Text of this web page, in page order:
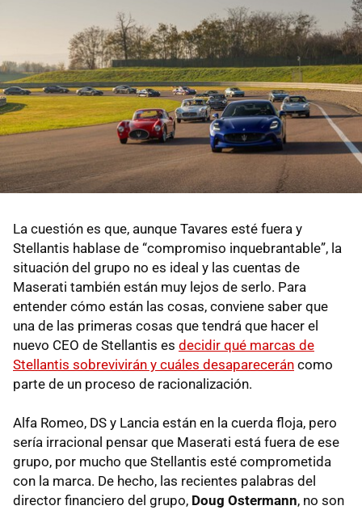
La cuestión es que, aunque Tavares esté fuera y
Stellantis hablase de “compromiso inquebrantable”, la
situación del grupo no es ideal y las cuentas de
Maserati también están muy lejos de serlo. Para
entender cómo están las cosas, conviene saber que
una de las primeras cosas que tendrá que hacer el
nuevo CEO de Stellantis es decidir qué marcas de
Stellantis sobrevivirán y cuáles desaparecerán como
parte de un proceso de racionalización.
Alfa Romeo, DS y Lancia están en la cuerda floja, pero
sería irracional pensar que Maserati está fuera de ese
grupo, por mucho que Stellantis esté comprometida
con la marca. De hecho, las recientes palabras del
director financiero del grupo, Doug Ostermann, no son